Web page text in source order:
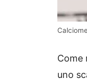
Come
uno